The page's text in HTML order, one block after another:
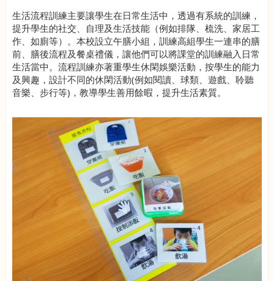
生活流程訓練主要讓學生在日常生活中，透過有系統的訓練，
提升學生的社交、自理及生活技能（例如排隊、梳洗、家居工
作、如廁等）。本校設立午膳小組，訓練高組學生一連串的膳
前、膳後流程及餐桌禮儀，讓他們可以將課堂的訓練融入日常
生活當中。流程訓練亦著重學生休閑娛樂活動，按學生的能力
及興趣，設計不同的休閑活動(例如閱讀、球類、遊戲、聆聽
音樂、步行等)，教導學生善用餘暇，提升生活素質。